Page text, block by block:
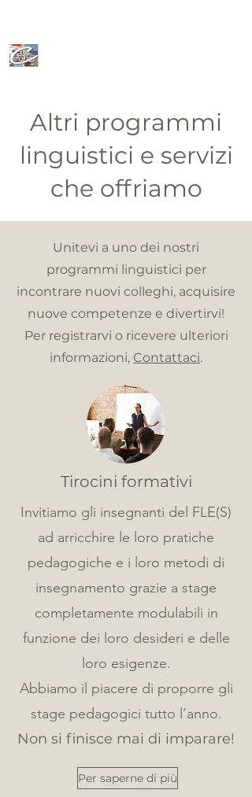
Altri programmi
linguistici e servizi
che offriamo
Unitevi a uno dei nostri
programmi linguistici per
incontrare nuovi colleghi, acquisire
nuove competenze e divertirvi!
Per registrarvi o ricevere ulteriori
informazioni, Contattaci.
Tirocini formativi
Invitiamo gli insegnanti del FLE(S)
ad arricchire le loro pratiche
pedagogiche e i loro metodi di
insegnamento grazie a stage
completamente modulabili in
funzione dei loro desideri e delle
loro esigenze.
Abbiamo il piacere di proporre gli
stage pedagogici tutto l’anno.
Non si finisce mai di imparare!
Per saperne di più